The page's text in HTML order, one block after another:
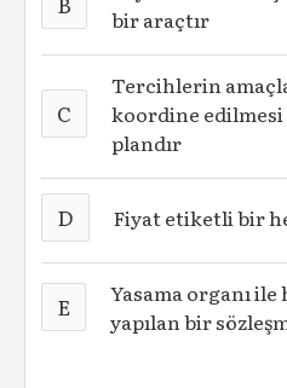
bir araçtır
C
Tercihlerin
koordine edilmesi
plandır
D Fiyat etiketli bir
E
Yasama organı ile
yapılan bir